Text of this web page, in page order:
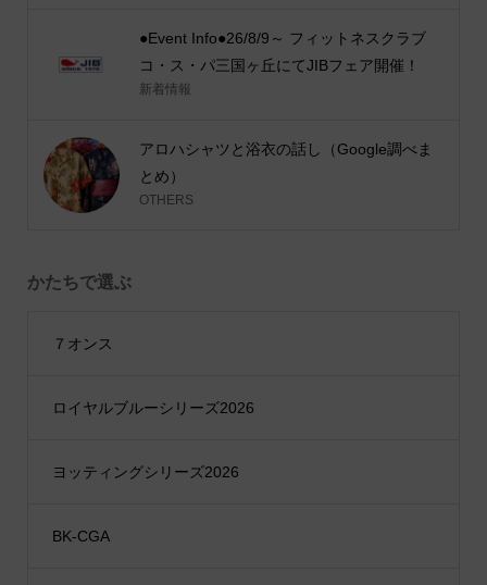
●Event Info●26/8/9～ フィットネスクラブ
コ・ス・パ三国ヶ丘にてJIBフェア開催！
新着情報
アロハシャツと浴衣の話し（Google調べま
とめ）
OTHERS
かたちで選ぶ
７オンス
ロイヤルブルーシリーズ2026
ヨッティングシリーズ2026
BK-CGA